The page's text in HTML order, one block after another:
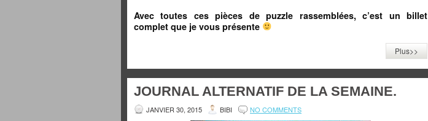
Avec toutes ces pièces de puzzle rassemblées, c’est un billet
complet que je vous présente
Plus>>
JOURNAL ALTERNATIF DE LA SEMAINE.
JANVIER 30, 2015 BIBI NO COMMENTS